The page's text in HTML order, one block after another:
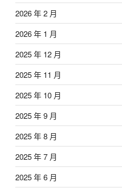
2026 年 2 月
2026 年 1 月
2025 年 12 月
2025 年 11 月
2025 年 10 月
2025 年 9 月
2025 年 8 月
2025 年 7 月
2025 年 6 月